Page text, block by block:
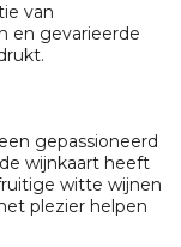
van
en gevarieerde
gepassioneerd
wijnkaart heeft
witte wijnen
plezier helpen